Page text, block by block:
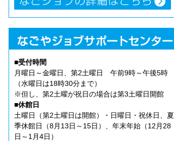
■受付時間
月曜日～金曜日、第2土曜日 午前9時～午後5時
（水曜日は18時30分まで）
※但し、第2土曜が祝日の場合は第3土曜日開館
■休館日
土曜日（第2土曜日は開館）・日曜日・祝休日、夏
季休館日（8月13日～15日）、年末年始（12月28
日～1月4日）